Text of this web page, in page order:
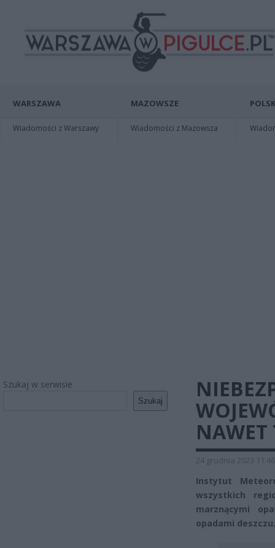
WARSZAWA
Wiadomości z Warszawy
MAZOWSZE
Wiadomości z Mazowsza
Szukaj w serwisie
Szukaj
NAWET
24 grudnia 2023 11:46
Instytut
wszystkich
marznącymi
opadami